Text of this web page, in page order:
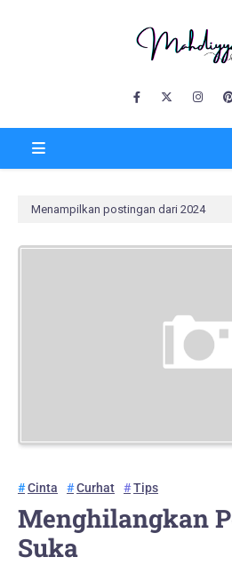
Menampilkan postingan dari 2024
Cinta Curhat Tips
Menghilangkan
Suka